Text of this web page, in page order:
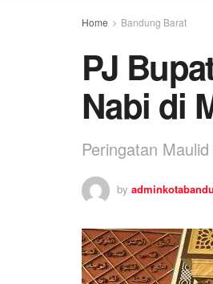
Home Bandung Barat
PJ
Nabi di
Peringatan
by